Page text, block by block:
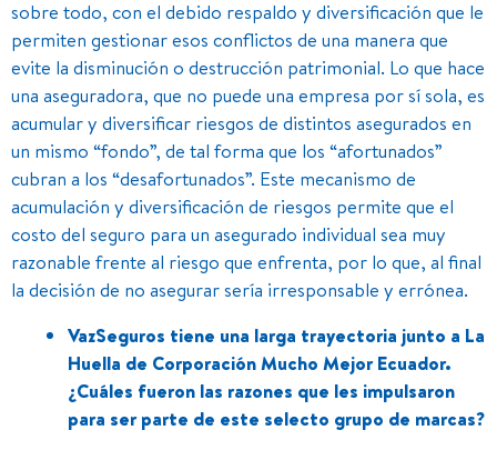
sobre todo, con el debido respaldo y diversificación que le
permiten gestionar esos conflictos de una manera que
evite la disminución o destrucción patrimonial. Lo que hace
una aseguradora, que no puede una empresa por sí sola, es
acumular y diversificar riesgos de distintos asegurados en
un mismo “fondo”, de tal forma que los “afortunados”
cubran a los “desafortunados”. Este mecanismo de
acumulación y diversificación de riesgos permite que el
costo del seguro para un asegurado individual sea muy
razonable frente al riesgo que enfrenta, por lo que, al final
la decisión de no asegurar sería irresponsable y errónea.
VazSeguros tiene una larga trayectoria junto a La
Huella de Corporación Mucho Mejor Ecuador.
¿Cuáles fueron las razones que les impulsaron
para ser parte de este selecto grupo de marcas?